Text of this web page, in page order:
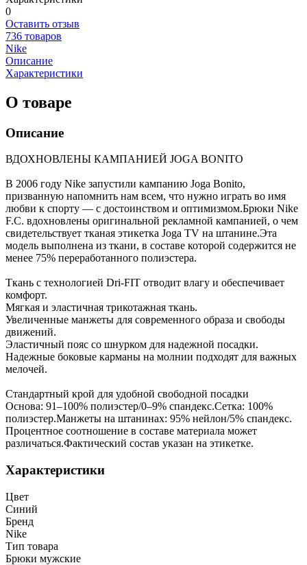
0
Оставить отзыв
736 товаров
Nike
Описание
Характеристики
О товаре
Описание
ВДОХНОВЛЕНЫ КАМПАНИЕЙ JOGA BONITO
В 2006 году Nike запустили кампанию Joga Bonito,
призванную напомнить нам всем, что нужно играть во имя
любви к спорту — с достоинством и оптимизмом.Брюки Nike
F.C. вдохновлены оригинальной рекламной кампанией, о чем
свидетельствует тканая этикетка Joga TV на штанине.Эта
модель выполнена из ткани, в составе которой содержится не
менее 75% переработанного полиэстера.
Ткань с технологией Dri-FIT отводит влагу и обеспечивает
комфорт.
Мягкая и эластичная трикотажная ткань.
Увеличенные манжеты для современного образа и свободы
движений.
Эластичный пояс со шнурком для надежной посадки.
Надежные боковые карманы на молнии подходят для важных
мелочей.
Стандартный крой для удобной свободной посадки
Основа: 91–100% полиэстер/0–9% спандекс.Сетка: 100%
полиэстер.Манжеты на штанинах: 95% нейлон/5% спандекс.
Процентное соотношение в составе материала может
различаться.Фактический состав указан на этикетке.
Характеристики
Цвет
Синий
Бренд
Nike
Тип товара
Брюки мужские